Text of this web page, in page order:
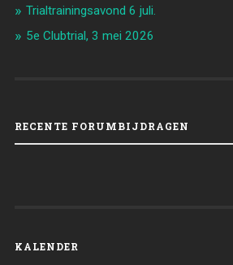
Trialtrainingsavond 6 juli.
5e Clubtrial, 3 mei 2026
RECENTE FORUMBIJDRAGEN
KALENDER